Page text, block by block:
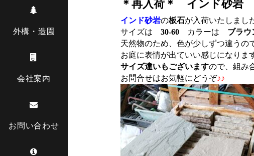
外構・造園
会社案内
お問い合わせ
＊再入荷＊ インド砂岩
インド砂岩の板石が入荷いたしまし
サイズは 30-60カラーは ブラウ
天然物のため、色が少しずつ違うの
お庭に表情が出ていい感じになりま
サイズ違いもございますので、組み
お問合せはお気軽にどうぞ♪♪